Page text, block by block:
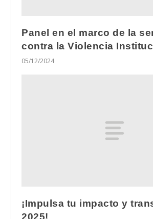
Panel en el marco de la
contra la Violencia
05/12/2024
¡Impulsa tu impacto y
2025!